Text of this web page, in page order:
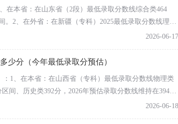
最低位次 省控线
67694
425
18114
450
72818
42562
374
13969 412
38261 464
在本省：在山东省（2段）最低录取分数线综合类464
。2、在外省：在新疆（专科）2025最低录取分数线理科
分数线理科200分、文科194分；在山西省（专科）最低
2026-06-17
少分（今年最低录取分预估）
1、在本省：在山西省（专科）最低录取分数线物理类
间、历史类392分，2026年预估录取分数线维持在394-
）2025最低录取分数线理科263分、文科269分；在陕西
2026-06-18